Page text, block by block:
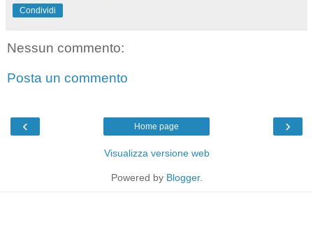
Condividi
Nessun commento:
Posta un commento
‹ ›
Home page
Visualizza versione web
Powered by Blogger.